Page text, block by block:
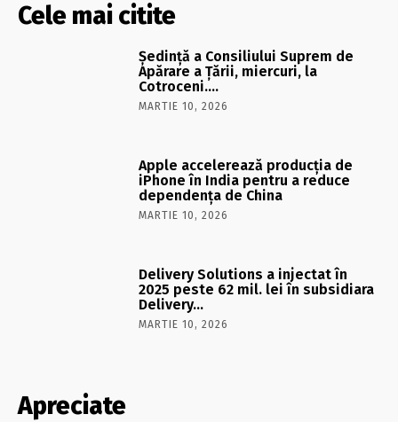
Cele mai citite
Şedinţă a Consiliului Suprem de
Apărare a Ţării, miercuri, la
Cotroceni….
MARTIE 10, 2026
Apple accelerează producția de
iPhone în India pentru a reduce
dependența de China
MARTIE 10, 2026
Delivery Solutions a injectat în
2025 peste 62 mil. lei în subsidiara
Delivery…
MARTIE 10, 2026
Apreciate